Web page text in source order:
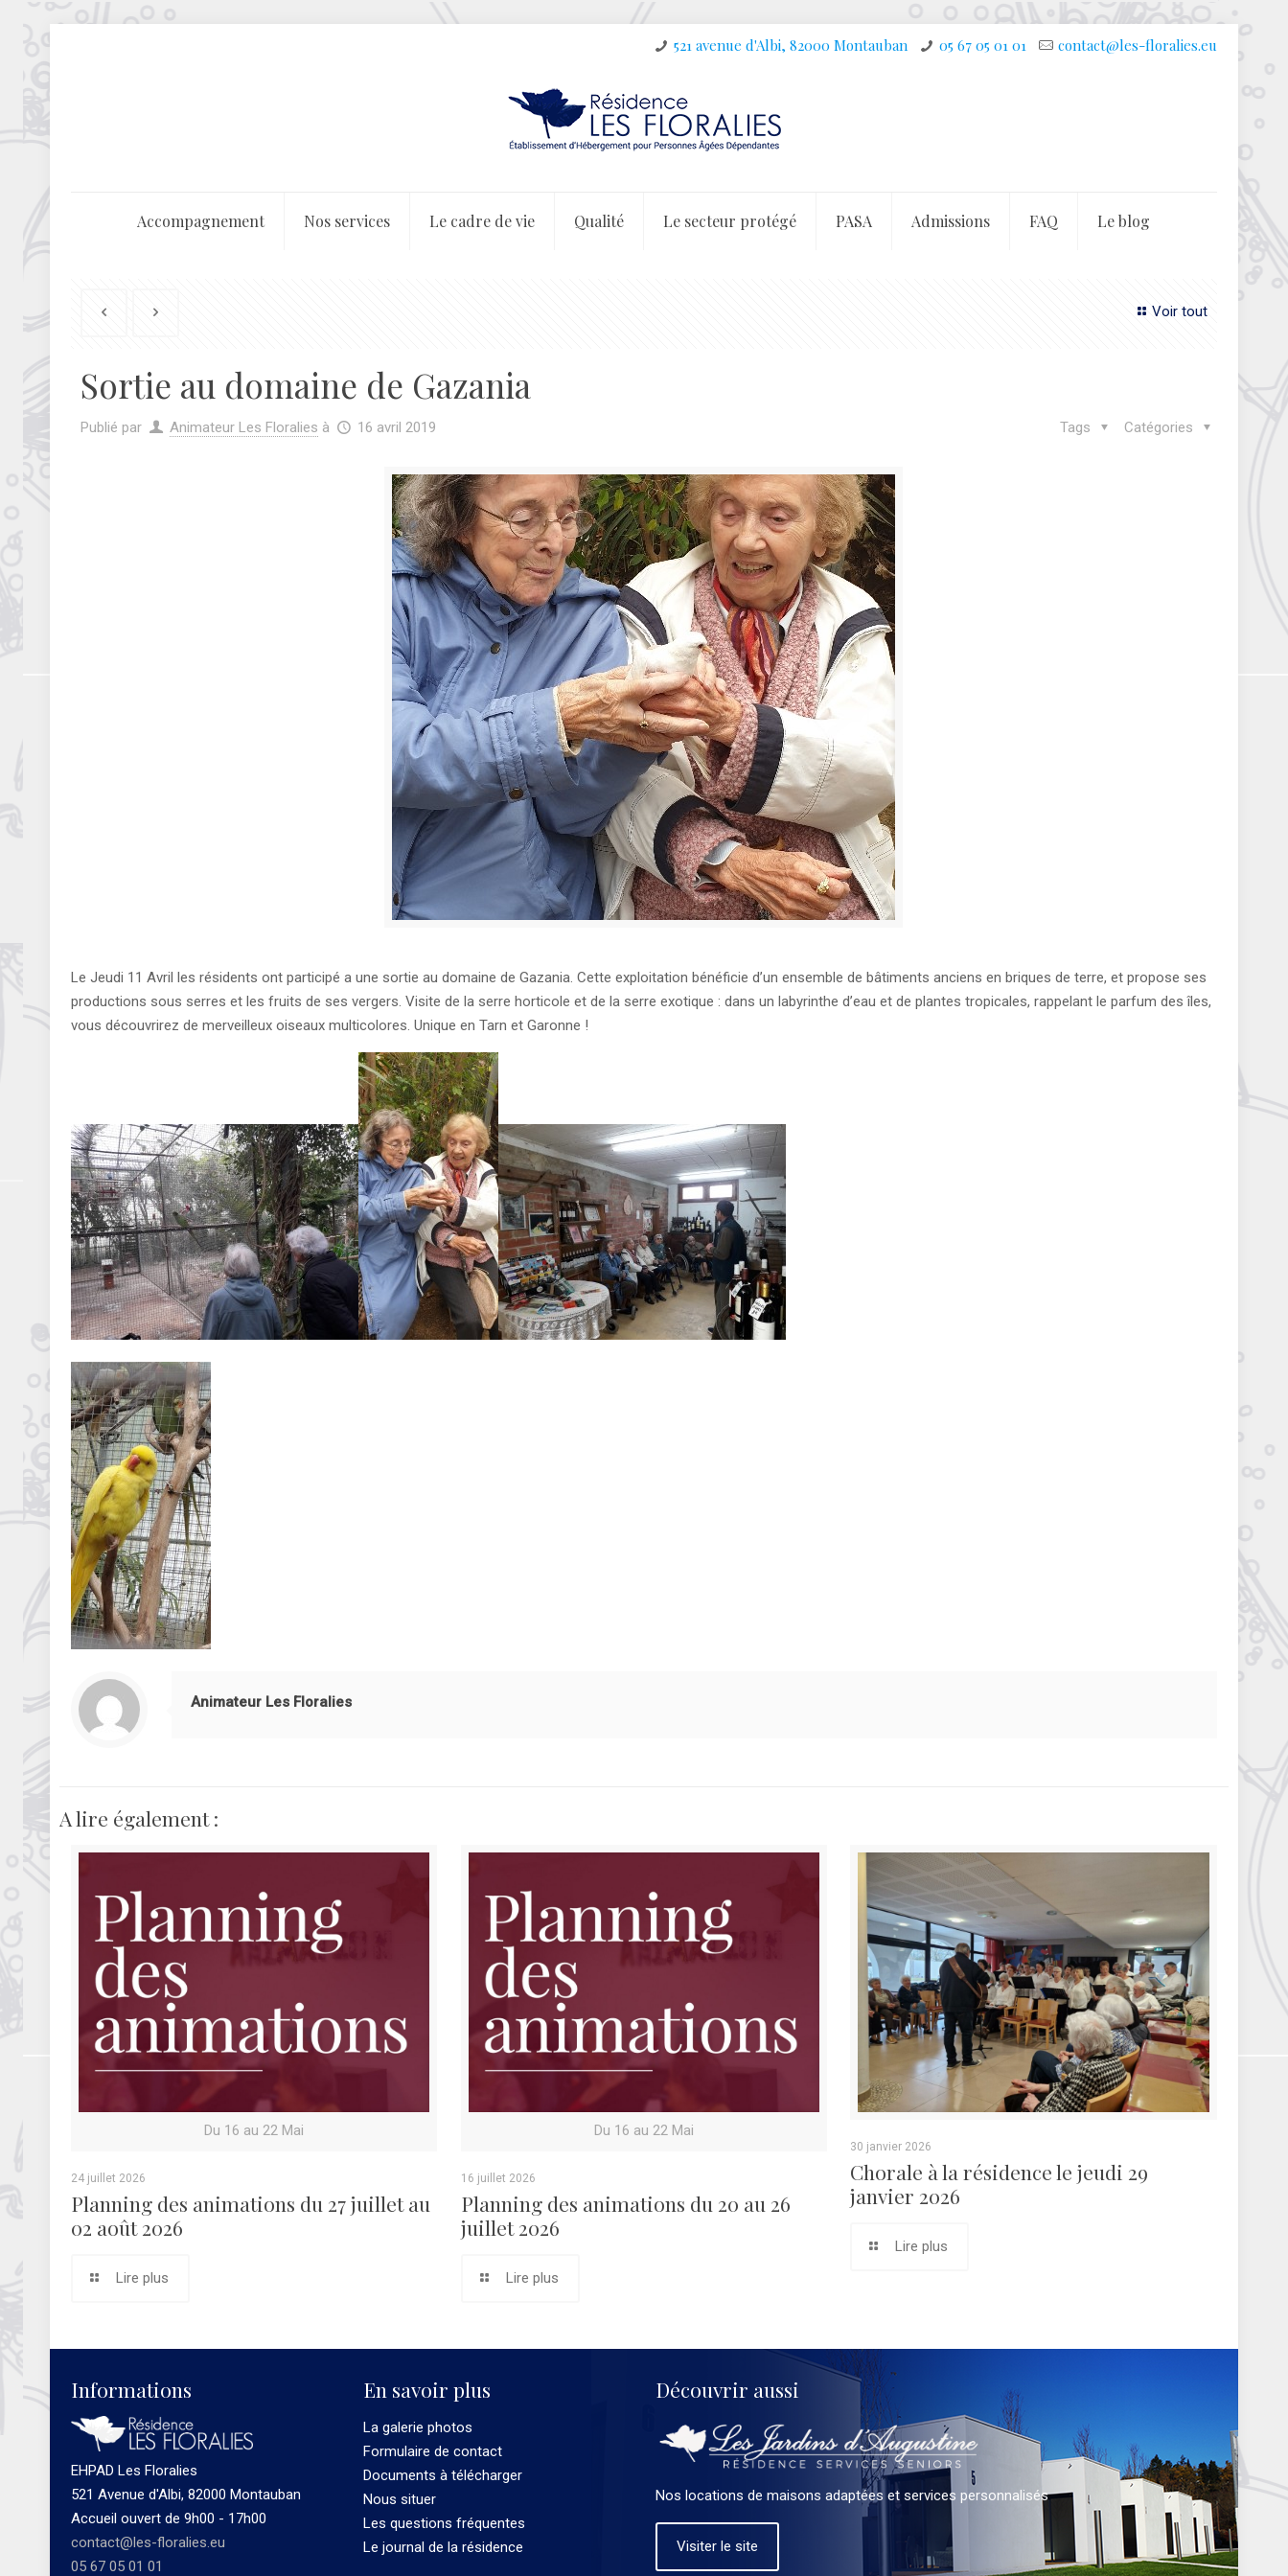
521 avenue d'Albi, 82000 Montauban 05 67 05 01 01 contact@les-floralies.eu
Accompagnement Nos services Le cadre de vie Qualité Le secteur protégé PASA Admissions FAQ Le blog
Voir tout
Sortie au domaine de Gazania
Publié par Animateur Les Floralies à 16 avril 2019 Catégories
Tags
Le Jeudi 11 Avril les résidents ont participé a une sortie au domaine de Gazania. Cette exploitation bénéficie d’un ensemble de bâtiments anciens en briques de terre, et propose ses
productions sous serres et les fruits de ses vergers. Visite de la serre horticole et de la serre exotique : dans un labyrinthe d’eau et de plantes tropicales, rappelant le parfum des îles,
vous découvrirez de merveilleux oiseaux multicolores. Unique en Tarn et Garonne !
Animateur Les Floralies
A lire également :
Du 16 au 22 Mai
24 juillet 2026
Planning des animations du 27 juillet au
02 août 2026
Lire plus
Du 16 au 22 Mai
16 juillet 2026
Planning des animations du 20 au 26
juillet 2026
Lire plus
30 janvier 2026
Chorale à la résidence le jeudi 29
janvier 2026
Lire plus
Informations
EHPAD Les Floralies
521 Avenue d'Albi, 82000 Montauban
Accueil ouvert de 9h00 - 17h00
contact@les-floralies.eu
05 67 05 01 01
En savoir plus
La galerie photos
Formulaire de contact
Documents à télécharger
Nous situer
Les questions fréquentes
Le journal de la résidence
Découvrir aussi
Nos locations de maisons adaptées et services personnalisés
Visiter le site